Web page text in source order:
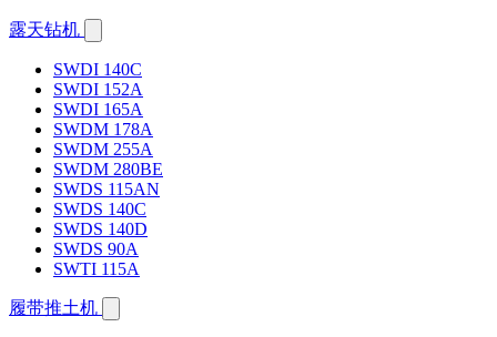
露天钻机
SWDI 140C
SWDI 152A
SWDI 165A
SWDM 178A
SWDM 255A
SWDM 280BE
SWDS 115AN
SWDS 140C
SWDS 140D
SWDS 90A
SWTI 115A
履带推土机